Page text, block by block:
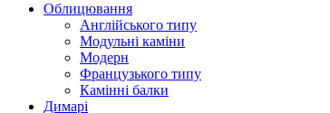
Облицювання
Англійського типу
Модульні каміни
Модерн
Французького типу
Камінні балки
Димарі